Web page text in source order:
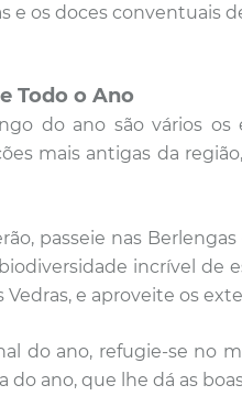
e os doces conventuais
Todo o Ano
do ano são vários os
mais antigas da
passeie nas
incrível de
Vedras, e aproveite os
do ano, refugie-se no
do ano, que lhe dá as